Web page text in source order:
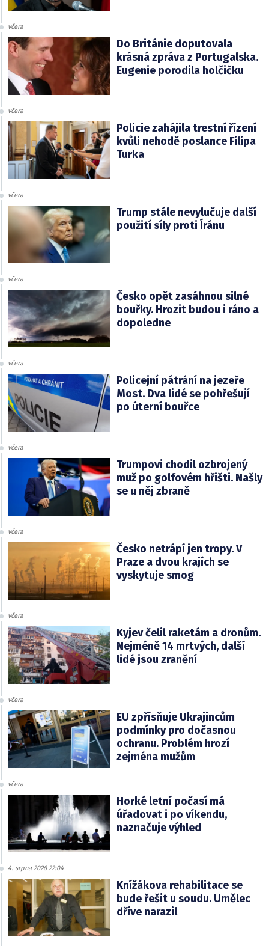
včera
Do Británie doputovala
krásná zpráva z Portugalska.
Eugenie porodila holčičku
včera
Policie zahájila trestní řízení
kvůli nehodě poslance Filipa
Turka
včera
Trump stále nevylučuje další
použití síly proti Íránu
včera
Česko opět zasáhnou silné
bouřky. Hrozit budou i ráno a
dopoledne
včera
Policejní pátrání na jezeře
Most. Dva lidé se pohřešují
po úterní bouřce
včera
Trumpovi chodil ozbrojený
muž po golfovém hřišti. Našly
se u něj zbraně
včera
Česko netrápí jen tropy. V
Praze a dvou krajích se
vyskytuje smog
včera
Kyjev čelil raketám a dronům.
Nejméně 14 mrtvých, další
lidé jsou zranění
včera
EU zpřísňuje Ukrajincům
podmínky pro dočasnou
ochranu. Problém hrozí
zejména mužům
včera
Horké letní počasí má
úřadovat i po víkendu,
naznačuje výhled
4. srpna 2026 22:04
Knížákova rehabilitace se
bude řešit u soudu. Umělec
dříve narazil